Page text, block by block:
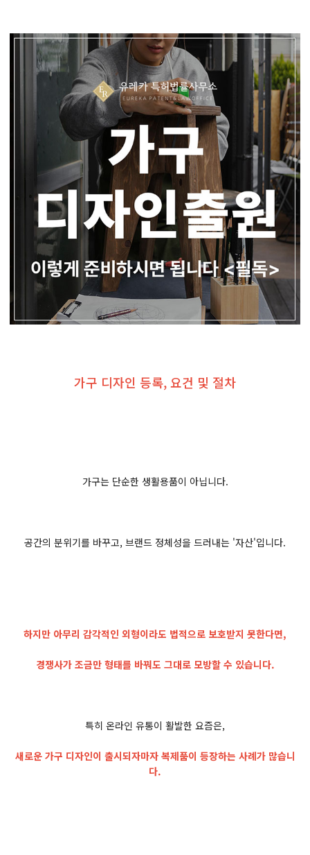
가구 디자인 등록, 요건 및 절차
가구는 단순한 생활용품이 아닙니다.
공간의 분위기를 바꾸고, 브랜드 정체성을 드러내는 '자산'입니다.
하지만 아무리 감각적인 외형이라도 법적으로 보호받지 못한다면,
경쟁사가 조금만 형태를 바꿔도 그대로 모방할 수 있습니다.
특히 온라인 유통이 활발한 요즘은,
새로운 가구 디자인이 출시되자마자 복제품이 등장하는 사례가 많습니
다.